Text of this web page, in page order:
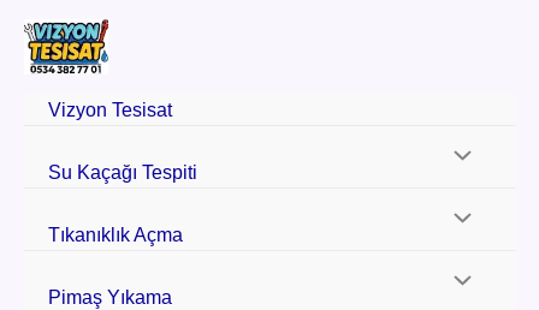
Vizyon Tesisat
Su Kaçağı Tespiti
Tıkanıklık Açma
Pimaş Yıkama